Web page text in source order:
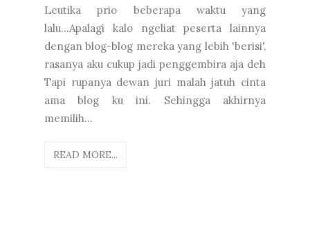
Leutika prio beberapa waktu yang
lalu...Apalagi kalo ngeliat peserta lainnya
dengan blog-blog mereka yang lebih 'berisi',
rasanya aku cukup jadi penggembira aja deh
Tapi rupanya dewan juri malah jatuh cinta
ama blog ku ini. Sehingga akhirnya
memilih...
READ MORE...